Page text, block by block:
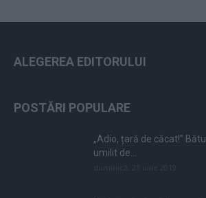
ALEGEREA EDITORULUI
POSTĂRI POPULARE
„Adio, țară de căcat!”
umilit de...